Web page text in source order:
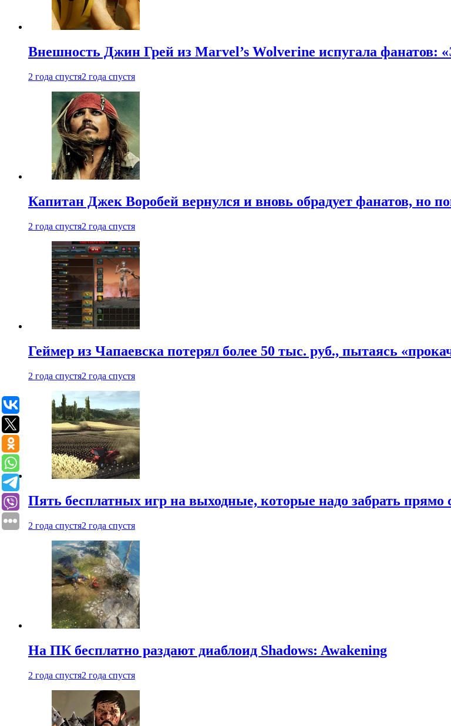
Внешность Джин Грей из Marvel’s Wolverine испугала фанатов:
2 года спустя2 года спустя
Капитан Джек Воробей вернулся и вновь обрадует фанатов, но
2 года спустя2 года спустя
Геймер из Чапаевска потерял более 50 тыс. руб., пытаясь
2 года спустя2 года спустя
Пять бесплатных игр на выходные, которые надо забрать прямо
2 года спустя2 года спустя
На ПК бесплатно раздают диаблоид Shadows: Awakening
2 года спустя2 года спустя